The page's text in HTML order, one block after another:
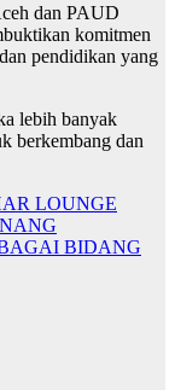
dan PAUD
komitmen
pendidikan yang
lebih banyak
berkembang dan
LOUNGE
BIDANG